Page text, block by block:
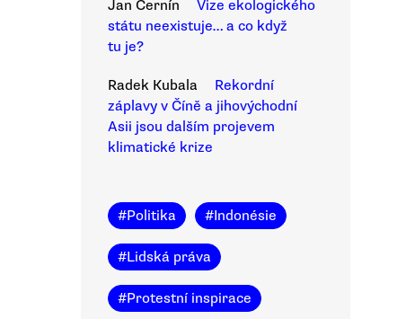
Jan Černín
Vize ekologického
státu neexistuje… a co když
tu je?
Radek Kubala
Rekordní
záplavy v Číně a jihovýchodní
Asii jsou dalším projevem
klimatické krize
#Politika #Indonésie
#Lidská práva
#Protestní inspirace